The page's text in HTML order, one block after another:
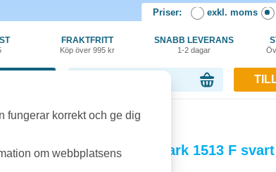
Priser: exkl. moms
FRAKTFRITT
Köp över 995 kr
SNABB LEVERANS
1-2 dagar
Multimark 1513 F svart 10st/fp
Faber-Castell Multimark 1513 F
fungerar korrekt och ge dig
om webbplatsens